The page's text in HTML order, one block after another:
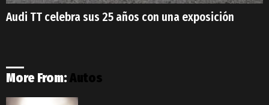
Audi TT celebra sus 25 años con una exposición
More From:Autos